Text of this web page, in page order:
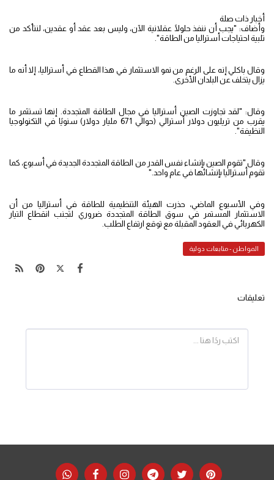
أخبار ذات صلة
وأضاف: "يجب أن ننفذ حلولًا عقلانية الآن، وليس بعد عقد أو عقدين، لنتأكد من
تلبية احتياجات أستراليا من الطاقة".
وقال باكلي إنه على الرغم من نمو الاستثمار في هذا القطاع في أستراليا، إلا أنه ما
يزال يتخلف عن البلدان الأخرى.
وقال: "لقد تجاوزت الصين أستراليا في مجال الطاقة المتجددة. إنها تستثمر ما
يقرب من تريليون دولار أسترالي (حوالي 671 مليار دولار) سنويًا في التكنولوجيا
النظيفة".
وقال "تقوم الصين بإنشاء نفس القدر من الطاقة المتجددة الجديدة في أسبوع، كما
تقوم أستراليا بإنشائها في عام واحد."
وفي الأسبوع الماضي، حذرت الهيئة التنظيمية للطاقة في أستراليا من أن
الاستثمار المستمر في سوق الطاقة المتجددة ضروري لتجنب انقطاع التيار
الكهربائي في العقود المقبلة مع توقع ارتفاع الطلب.
المواطن - متابعات دولية
تعليقات